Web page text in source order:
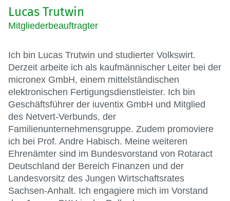
Lucas Trutwin
Mitgliederbeauftragter
Ich bin Lucas Trutwin und studierter Volkswirt.
Derzeit arbeite ich als kaufmännischer Leiter bei der
micronex GmbH, einem mittelständischen
elektronischen Fertigungsdienstleister. Ich bin
Geschäftsführer der iuventix GmbH und Mitglied
des Netvert-Verbunds, der
Familienunternehmensgruppe. Zudem promoviere
ich bei Prof. Andre Habisch. Meine weiteren
Ehrenämter sind im Bundesvorstand von Rotaract
Deutschland der Bereich Finanzen und der
Landesvorsitz des Jungen Wirtschaftsrates
Sachsen-Anhalt. Ich engagiere mich im Vorstand